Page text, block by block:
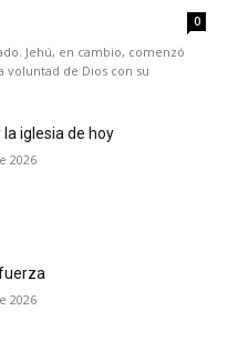
0
Jehú, en cambio, comenzó
de Dios con su
la iglesia de hoy
2026
2026